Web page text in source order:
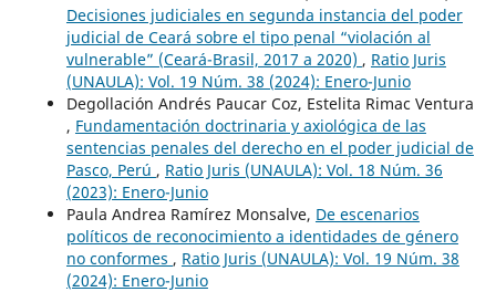
Decisiones judiciales en segunda instancia del poder
judicial de Ceará sobre el tipo penal “violación al
vulnerable” (Ceará-Brasil, 2017 a 2020) , Ratio Juris
(UNAULA): Vol. 19 Núm. 38 (2024): Enero-Junio
Degollación Andrés Paucar Coz, Estelita Rimac Ventura
, Fundamentación doctrinaria y axiológica de las
sentencias penales del derecho en el poder judicial de
Pasco, Perú , Ratio Juris (UNAULA): Vol. 18 Núm. 36
(2023): Enero-Junio
Paula Andrea Ramírez Monsalve, De escenarios
políticos de reconocimiento a identidades de género
no conformes , Ratio Juris (UNAULA): Vol. 19 Núm. 38
(2024): Enero-Junio